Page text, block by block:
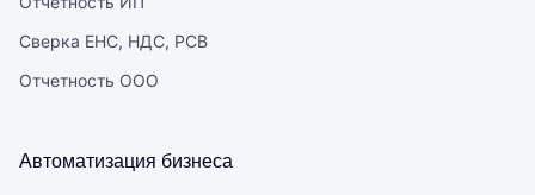
Сверка ЕНС, НДС, РСВ
Отчетность ООО
Автоматизация бизнеса